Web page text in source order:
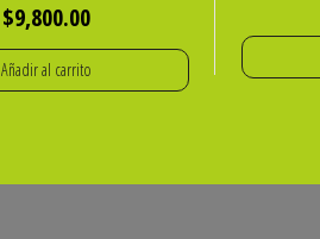
$9,800.00
Añadir al carrito